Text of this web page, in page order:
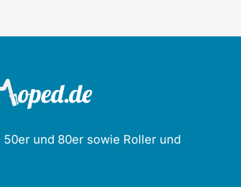
und 80er sowie Roller und